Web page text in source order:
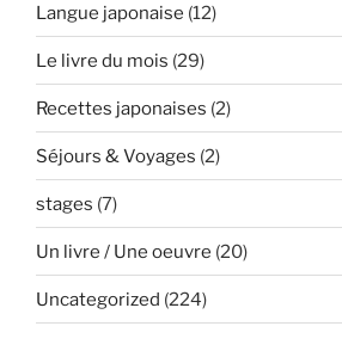
Langue japonaise (12)
Le livre du mois (29)
Recettes japonaises (2)
Séjours & Voyages (2)
stages (7)
Un livre / Une oeuvre (20)
Uncategorized (224)